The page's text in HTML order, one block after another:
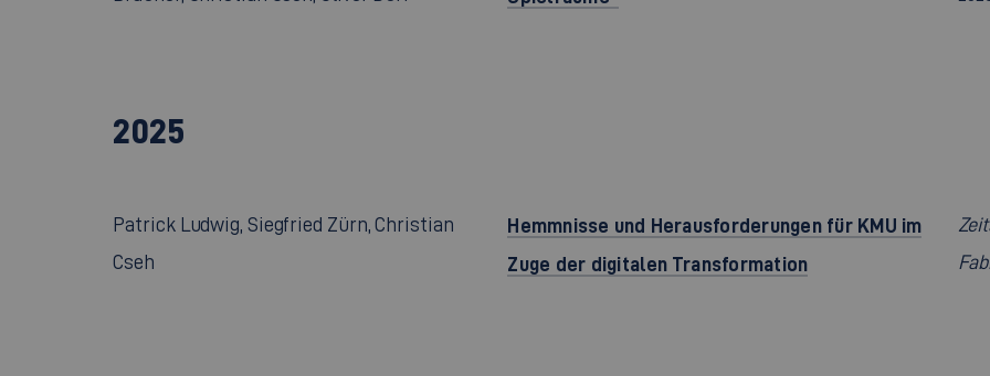
2025
Patrick Ludwig, Siegfried Zürn, Christian
Cseh
Hemmnisse und Herausforderungen für KMU im
Zuge der digitalen Transformation